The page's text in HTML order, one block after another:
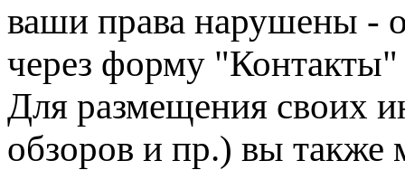
ваши права нарушены -
через форму "Контакты"
Для размещения своих
обзоров и пр.) вы также